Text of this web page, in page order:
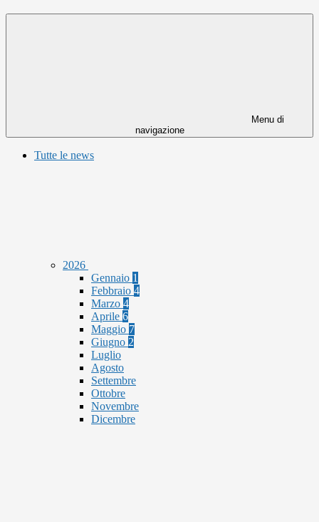
Menu di
navigazione
Tutte le news
2026
Gennaio 1
Febbraio 4
Marzo 4
Aprile 6
Maggio 7
Giugno 2
Luglio
Agosto
Settembre
Ottobre
Novembre
Dicembre